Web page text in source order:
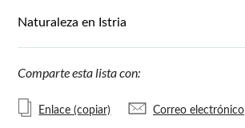
Naturaleza en Istria
Comparte esta lista con:
Enlace (copiar) Correo electrónico